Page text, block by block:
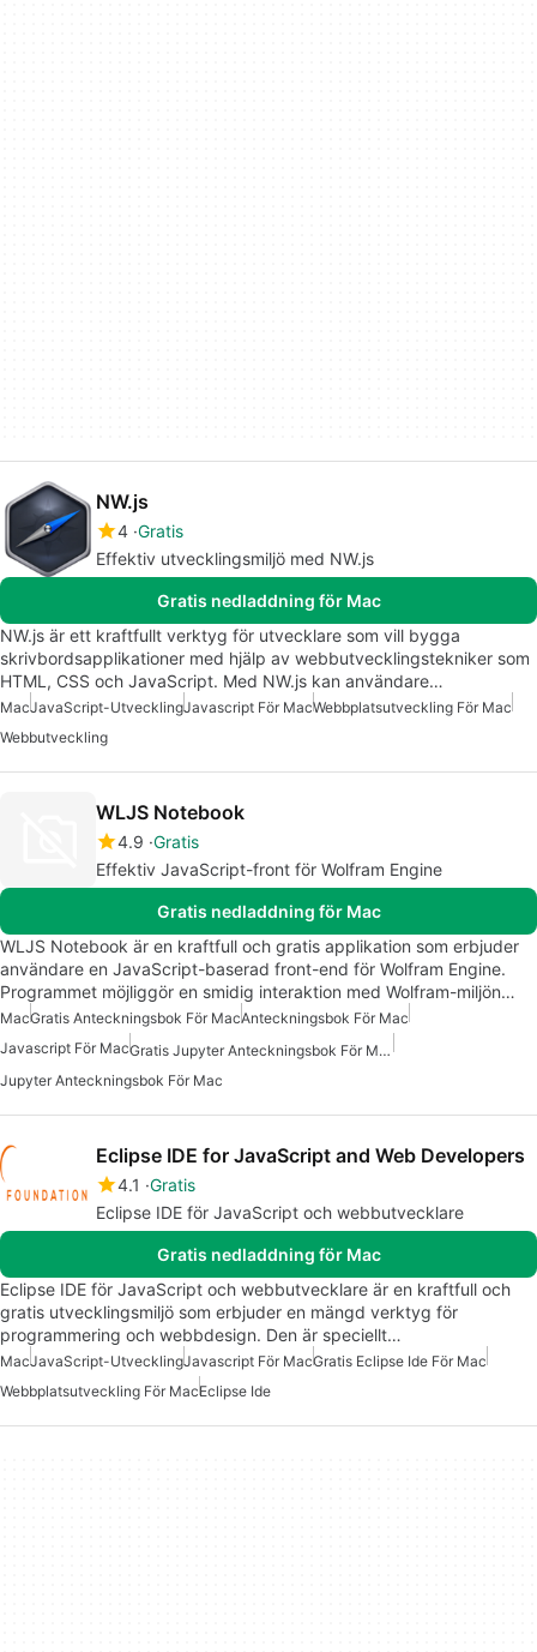
NW.js
4 Gratis
Effektiv utvecklingsmiljö med NW.js
Gratis nedladdning för Mac
NW.js är ett kraftfullt verktyg för utvecklare som vill bygga
skrivbordsapplikationer med hjälp av webbutvecklingstekniker som
HTML, CSS och JavaScript. Med NW.js kan användare…
MacJavaScript-UtvecklingJavascript För MacWebbplatsutveckling För Mac
Webbutveckling
WLJS Notebook
4.9 Gratis
Effektiv JavaScript-front för Wolfram Engine
Gratis nedladdning för Mac
WLJS Notebook är en kraftfull och gratis applikation som erbjuder
användare en JavaScript-baserad front-end för Wolfram Engine.
Programmet möjliggör en smidig interaktion med Wolfram-miljön…
MacGratis Anteckningsbok För MacAnteckningsbok För Mac
Javascript För Mac
Gratis Jupyter Anteckningsbok För Mac
Jupyter Anteckningsbok För Mac
Eclipse IDE for JavaScript and Web Developers
4.1 Gratis
Eclipse IDE för JavaScript och webbutvecklare
Gratis nedladdning för Mac
Eclipse IDE för JavaScript och webbutvecklare är en kraftfull och
gratis utvecklingsmiljö som erbjuder en mängd verktyg för
programmering och webbdesign. Den är speciellt…
MacJavaScript-UtvecklingJavascript För MacGratis Eclipse Ide För Mac
Webbplatsutveckling För MacEclipse Ide